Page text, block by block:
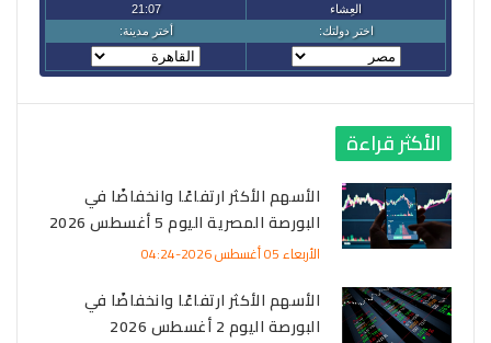
الأكثر قراءة
الأسهم الأكثر ارتفاعًا وانخفاضًا في
البورصة المصرية اليوم 5 أغسطس 2026
الأربعاء 05 أغسطس 2026-04:24
الأسهم الأكثر ارتفاعًا وانخفاضًا في
البورصة اليوم 2 أغسطس 2026